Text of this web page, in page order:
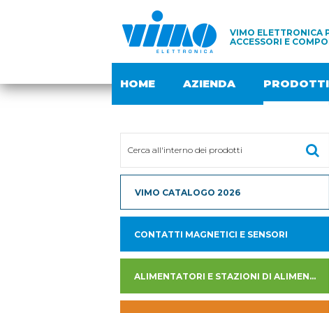
VIMO ELETTRONICA
ACCESSORI E
HOME AZIENDA PRODOTTI
VIMO CATALOGO 2026
CONTATTI MAGNETICI E SENSORI
ALIMENTATORI E STAZIONI DI ALIMENTAZIONE